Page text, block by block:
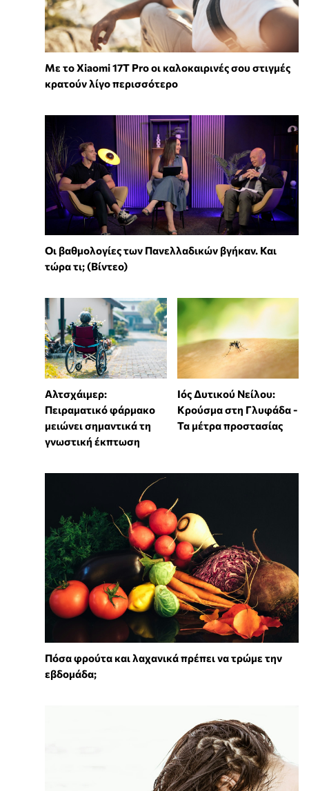
Με το Xiaomi 17T Pro οι καλοκαιρινές σου στιγμές
κρατούν λίγο περισσότερο
Οι βαθμολογίες των Πανελλαδικών βγήκαν. Και
τώρα τι; (Βίντεο)
Αλτσχάιμερ:
Πειραματικό φάρμακο
μειώνει σημαντικά τη
γνωστική έκπτωση
Ιός Δυτικού Νείλου:
Κρούσμα στη Γλυφάδα -
Τα μέτρα προστασίας
Πόσα φρούτα και λαχανικά πρέπει να τρώμε την
εβδομάδα;